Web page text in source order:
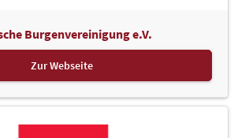
- Verband der Restaurator:innen (VDR) e.V.,
Burgenvereinigung e.V.
Zur Webseite